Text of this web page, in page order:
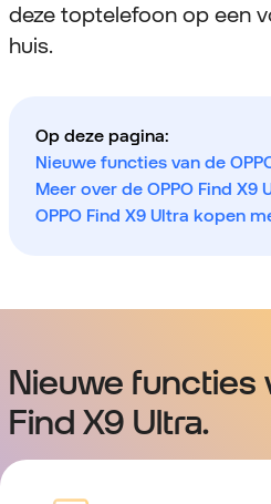
deze toptelefoon op een
huis.
Op deze pagina:
Nieuwe functies van de
Meer over de OPPO Find X9
OPPO Find X9 Ultra kopen
Nieuwe functies
Find X9 Ultra.